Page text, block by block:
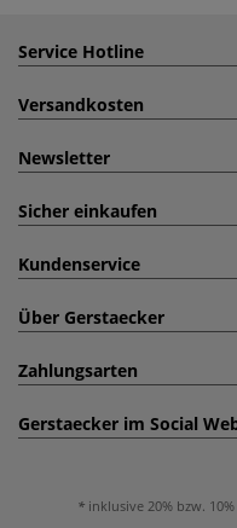
Service Hotline
Versandkosten
Newsletter
Sicher einkaufen
Kundenservice
Über Gerstaecker
Zahlungsarten
Gerstaecker im Social
inklusive 20% bzw.